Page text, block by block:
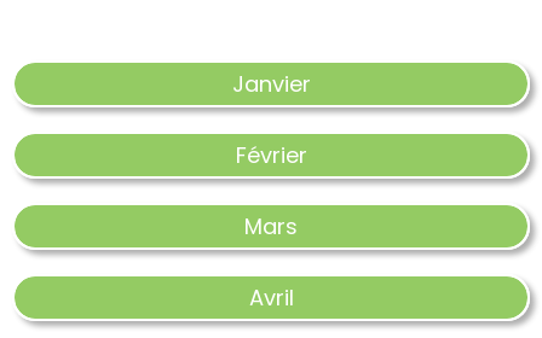
Janvier
Février
Mars
Avril